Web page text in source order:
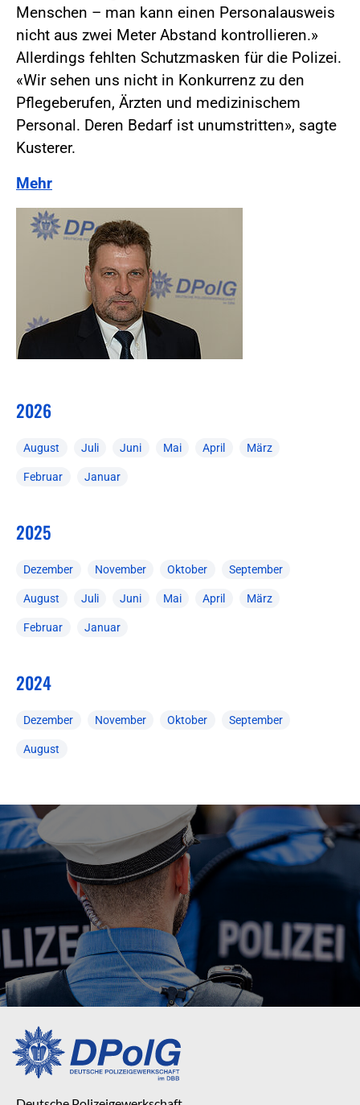
Menschen – man kann einen Personalausweis
nicht aus zwei Meter Abstand kontrollieren.»
Allerdings fehlten Schutzmasken für die Polizei.
«Wir sehen uns nicht in Konkurrenz zu den
Pflegeberufen, Ärzten und medizinischem
Personal. Deren Bedarf ist unumstritten», sagte
Kusterer.
Mehr
2026
August Juli Juni Mai April März
Februar Januar
2025
Dezember November Oktober September
August Juli Juni Mai April März
Februar Januar
2024
Dezember November Oktober September
August